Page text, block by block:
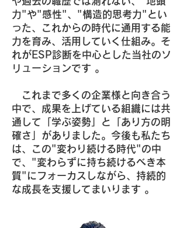
力"や"感性"、"構造的思考力"とい
った、これからの時代に通用する能
力を育み、活用していく仕組み。そ
れがESP診断を中心とした当社のソ
リューションです 。
これまで多くの企業様と向き合う
中で、成果を上げている組織には共
通して「学ぶ姿勢」と「あり方の明
確さ」がありました。今後も私たち
は、この"変わり続ける時代"の中
で、"変わらずに持ち続けるべき本
質"にフォーカスしながら、持続的
な成長を支援してまいります 。